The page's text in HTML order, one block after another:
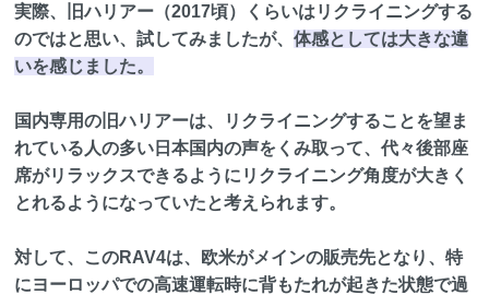
実際、旧ハリアー（2017頃）くらいはリクライニングする
のではと思い、試してみましたが、 体感としては大きな違
いを感じました。
国内専用の旧ハリアーは、リクライニングすることを望ま
れている人の多い日本国内の声をくみ取って、代々後部座
席がリラックスできるようにリクライニング角度が大きく
とれるようになっていたと考えられます。
対して、このRAV4は、欧米がメインの販売先となり、特
にヨーロッパでの高速運転時に背もたれが起きた状態で過